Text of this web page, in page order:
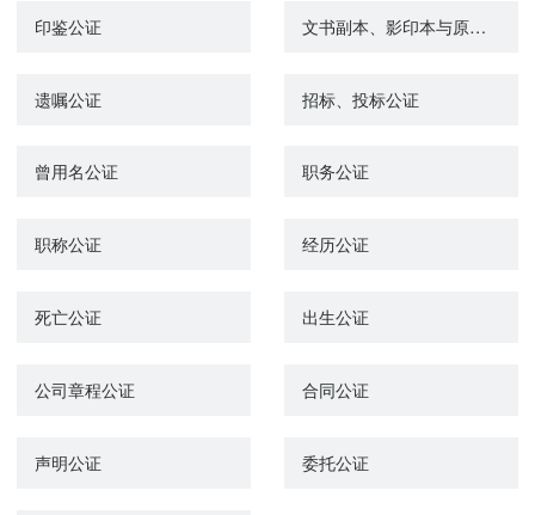
印鉴公证 文书副本、影印本与原本相符公证
遗嘱公证 招标、投标公证
曾用名公证 职务公证
职称公证 经历公证
死亡公证 出生公证
公司章程公证 合同公证
声明公证 委托公证